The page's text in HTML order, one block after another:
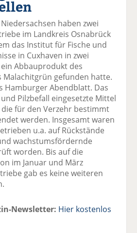
uf
F
ac
e
b
o
o
k
te
il
e
n
wi
tt
er
n
uf
Li
n
k
di
n
te
il
e
n
er
E
m
v
er
se
n
d
e
ck
haben zwei
im Landkreis Osnabrück
das Institut für Fische und
in Cuxhaven in zwei
Abbauprodukt des
Malachitgrün gefunden hatte.
Hamburger Abendblatt. Das
Pilzbefall eingesetzte Mittel
die für den Verzehr bestimmt
werden. Insgesamt waren
u.a. auf Rückstände
wachstumsfördernde
worden. Bis auf die
im Januar und März
gab es keine weiteren
Newsletter: Hier kostenlos